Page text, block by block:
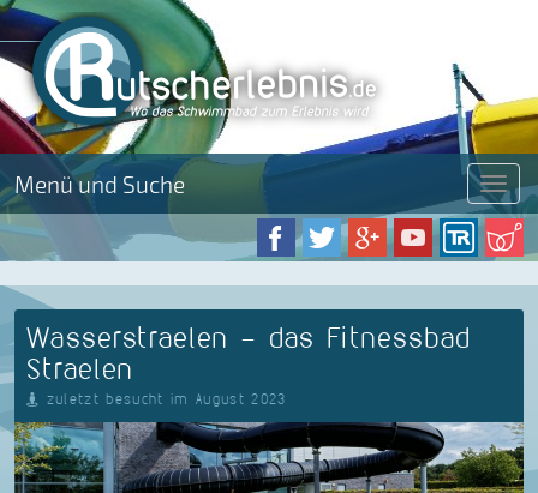
Menü und Suche Menü
Wasserstraelen - das Fitnessbad
Straelen
zuletzt besucht im August 2023